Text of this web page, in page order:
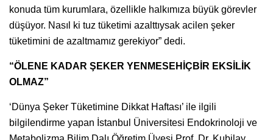
konuda tüm kurumlara, özellikle halkımıza büyük görevler
düşüyor. Nasıl ki tuz tüketimi azalttıysak acilen şeker
tüketimini de azaltmamız gerekiyor” dedi.
“ÖLENE KADAR ŞEKER YENMESEHİÇBİR EKSİLİK
OLMAZ”
‘Dünya Şeker Tüketimine Dikkat Haftası’ ile ilgili
bilgilendirme yapan İstanbul Üniversitesi Endokrinoloji ve